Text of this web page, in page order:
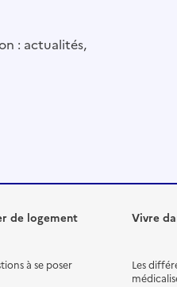
: actualités,
de logement
à se poser
Vivre
Les